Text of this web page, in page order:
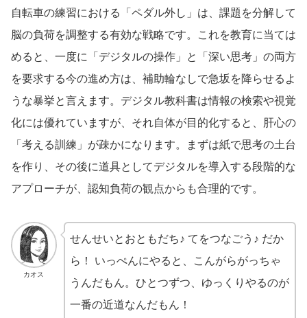
自転車の練習における「ペダル外し」は、課題を分解して
脳の負荷を調整する有効な戦略です。これを教育に当ては
めると、一度に「デジタルの操作」と「深い思考」の両方
を要求する今の進め方は、補助輪なしで急坂を降らせるよ
うな暴挙と言えます。デジタル教科書は情報の検索や視覚
化には優れていますが、それ自体が目的化すると、肝心の
「考える訓練」が疎かになります。まずは紙で思考の土台
を作り、その後に道具としてデジタルを導入する段階的な
アプローチが、認知負荷の観点からも合理的です。
カオス
せんせいとおともだち♪ てをつなごう♪ だか
ら！ いっぺんにやると、こんがらがっちゃ
うんだもん。ひとつずつ、ゆっくりやるのが
一番の近道なんだもん！